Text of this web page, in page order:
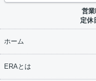
営業
定休
ホーム
ERAとは